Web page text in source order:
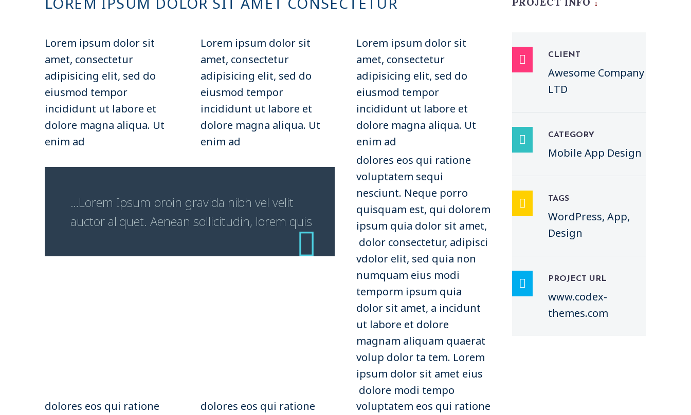
© PAULUS-SCHWESTERN © PAULUS-SCHWESTERN © PAULUS-SCHWESTERN
© PAULUS-SCHWESTERN © PAULUS-SCHWESTERN
Lorem ipsum dolor sit
amet, consectetur
adipisicing elit, sed do
eiusmod tempor
incididunt ut labore et
dolore magna aliqua. Ut
enim ad
Lorem ipsum dolor sit
amet, consectetur
adipisicing elit, sed do
eiusmod tempor
incididunt ut labore et
dolore magna aliqua. Ut
enim ad
Lorem ipsum dolor sit
amet, consectetur
adipisicing elit, sed do
eiusmod tempor
incididunt ut labore et
dolore magna aliqua. Ut
enim ad
…Lorem Ipsum proin gravida nibh vel velit
auctor aliquet. Aenean sollicitudin, lorem quis
dolores eos qui ratione
voluptatem sequi
nesciunt. Neque porro
quisquam est, qui dolorem
ipsum quia dolor sit amet,
dolor consectetur, adipisci
vdolor elit, sed quia non
numquam eius modi
temporm ipsum quia
dolor sit amet, a incidunt
ut labore et dolore
magnam aliquam quaerat
volup dolor ta tem. Lorem
ipsum dolor sit amet eius
dolore modi tempo
dolores eos qui ratione
dolores eos qui ratione
voluptatem eos qui ratione
 CLIENT
Awesome Company
LTD
 CATEGORY
Mobile App Design
 TAGS
WordPress, App,
Design
 PROJECT URL
www.codex-
themes.com